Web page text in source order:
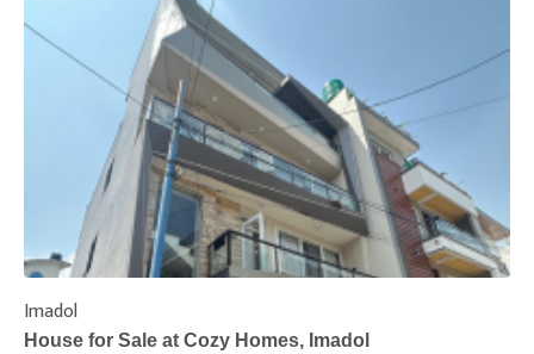
Imadol
House for Sale at Cozy Homes, Imadol